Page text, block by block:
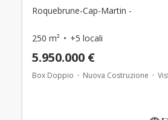
Roquebrune-Cap-Martin -
250 m² +5 locali
5.950.000 €
Box Doppio Nuova Costruzione